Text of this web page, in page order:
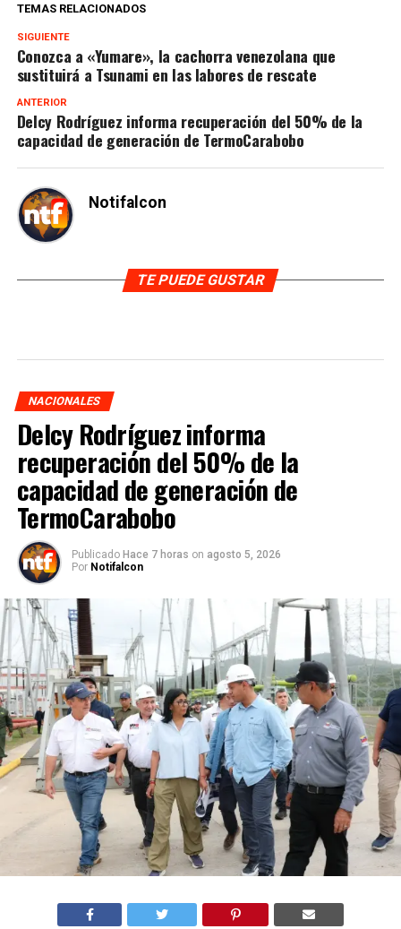
TEMAS RELACIONADOS
SIGUIENTE
Conozca a «Yumare», la cachorra venezolana que
sustituirá a Tsunami en las labores de rescate
ANTERIOR
Delcy Rodríguez informa recuperación del 50% de la
capacidad de generación de TermoCarabobo
Notifalcon
TE PUEDE GUSTAR
NACIONALES
Delcy Rodríguez informa
recuperación del 50% de la
capacidad de generación de
TermoCarabobo
Publicado Hace 7 horas on agosto 5, 2026
Por Notifalcon